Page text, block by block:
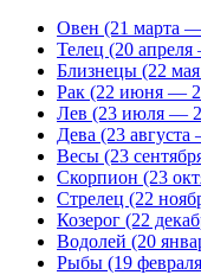
Овен (21 марта
Телец (20
Близнецы (22
Рак (22 июня —
Лев (23 июля —
Дева (23
Весы (23
Скорпион (23
Стрелец (22
Козерог (22
Водолей (20
Рыбы (19